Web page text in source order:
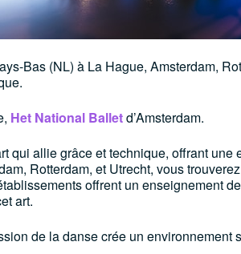
Bas (NL) à La Hague, Amsterdam,
Het National Balletd’Amsterdam.
qui allie grâce et technique, offrant
Rotterdam, et Utrecht, vous
offrent un enseignement
art.
de la danse crée un environnement